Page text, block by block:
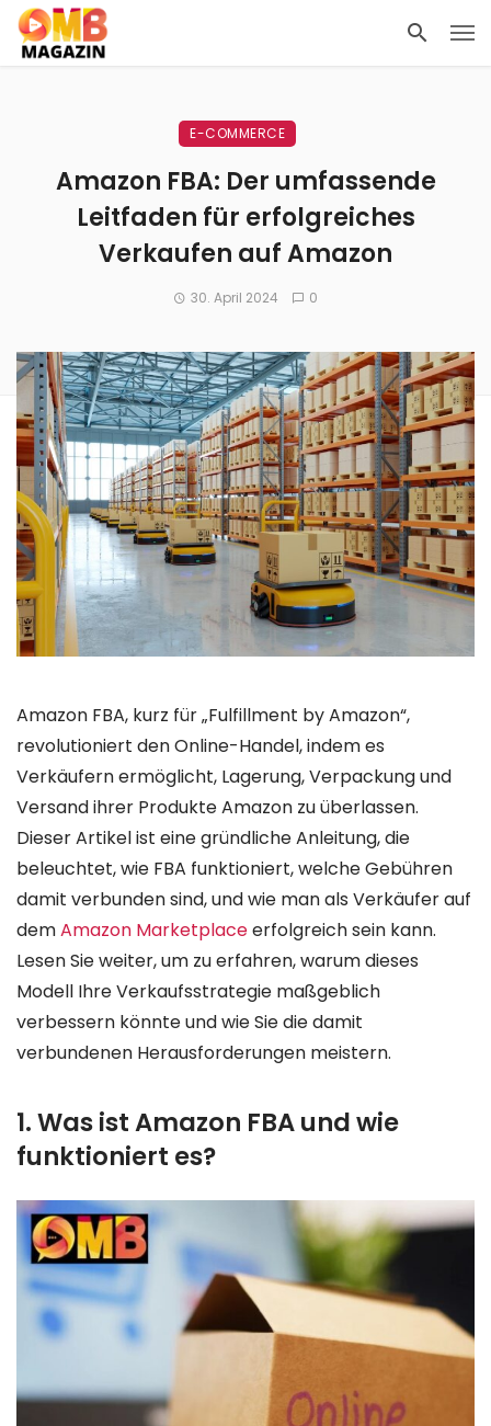
E-COMMERCE
Amazon FBA: Der umfassende
Leitfaden für erfolgreiches
Verkaufen auf Amazon
30. April 2024 0
Amazon FBA, kurz für „Fulfillment by Amazon“,
revolutioniert den Online-Handel, indem es
Verkäufern ermöglicht, Lagerung, Verpackung und
Versand ihrer Produkte Amazon zu überlassen.
Dieser Artikel ist eine gründliche Anleitung, die
beleuchtet, wie FBA funktioniert, welche Gebühren
damit verbunden sind, und wie man als Verkäufer auf
demAmazon Marketplaceerfolgreich sein kann.
Lesen Sie weiter, um zu erfahren, warum dieses
Modell Ihre Verkaufsstrategie maßgeblich
verbessern könnte und wie Sie die damit
verbundenen Herausforderungen meistern.
1. Was ist Amazon FBA und wie
funktioniert es?